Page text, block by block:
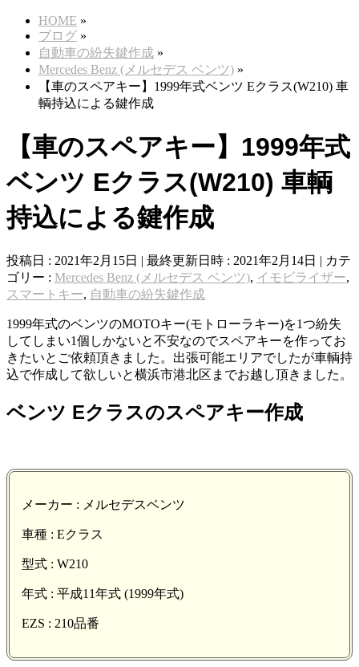
HOME »
ブログ »
自動車の紛失鍵作成 »
Mercedes Benz (メルセデス ベンツ) »
【車のスペアキー】1999年式ベンツ Eクラス(W210) 車
輌持込による鍵作成
【車のスペアキー】1999年式
ベンツ Eクラス(W210) 車輌
持込による鍵作成
投稿日 : 2021年2月15日 最終更新日時 : 2021年2月14日
カテ
ゴリー : Mercedes Benz (メルセデス ベンツ), イモビライザー,
スマートキー, 自動車の紛失鍵作成
1999年式のベンツのMOTOキー(モトローラキー)を1つ紛失
してしまい1個しかないと不安なのでスペアキーを作ってお
きたいとご依頼頂きました。出張可能エリアでしたが車輌持
込で作成して欲しいと横浜市港北区までお越し頂きました。
ベンツ Eクラスのスペアキー作成
メーカー : メルセデスベンツ
車種 : Eクラス
型式 : W210
年式 : 平成11年式 (1999年式)
EZS : 210品番